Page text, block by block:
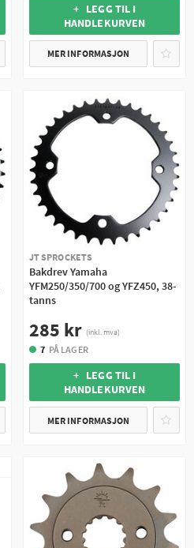
+ LEGG TIL I
HANDLEKURVEN
MER INFORMASJON
JT SPROCKETS
Bakdrev Yamaha
YFM250/350/700 og YFZ450, 38-
tanns
285 kr (inkl. mva)
7 PÅ LAGER
+ LEGG TIL I
HANDLEKURVEN
MER INFORMASJON